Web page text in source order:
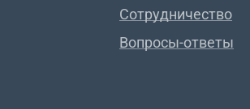
Сотрудничество
Вопросы-ответы